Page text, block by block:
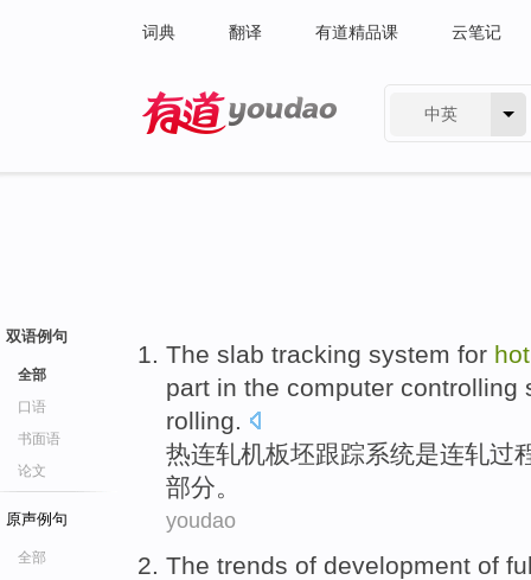
词典 翻译 有道精品课 云笔记
中英
双语例句
全部
口语
书面语
论文
原声例句
全部
The slab tracking system for
part in the computer controlling
rolling.
热连轧机板坯跟踪系统是连轧过
部分。
youdao
The trends of development of